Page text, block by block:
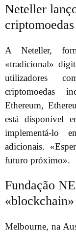
Neteller
criptomoedas
A Neteller,
«tradicional»
utilizadores
criptomoedas
Ethereum,
está disponível
implementá-lo
adicionais.
futuro próximo».
Fundação
Melbourne, na